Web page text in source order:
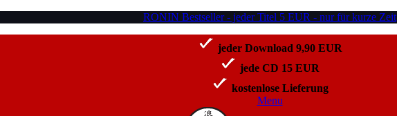
RONIN Bestseller - jeder Titel 5 EUR - nur für kurze Zeit
jeder Download 9,90 EUR
jede CD 15 EUR
kostenlose Lieferung
Menu